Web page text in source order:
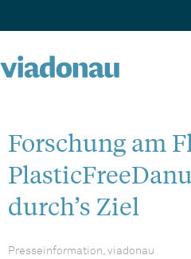
Forschung am
durch’s Ziel
Presseinformation, viadonau